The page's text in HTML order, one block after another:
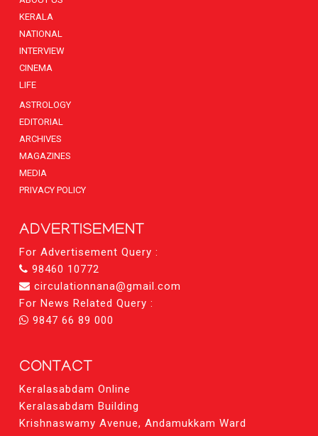
KERALA
NATIONAL
INTERVIEW
CINEMA
LIFE
ASTROLOGY
EDITORIAL
ARCHIVES
MAGAZINES
MEDIA
PRIVACY POLICY
ADVERTISEMENT
For Advertisement Query :
98460 10772
circulationnana@gmail.com
For News Related Query :
9847 66 89 000
CONTACT
Keralasabdam Online
Keralasabdam Building
Krishnaswamy Avenue, Andamukkam Ward